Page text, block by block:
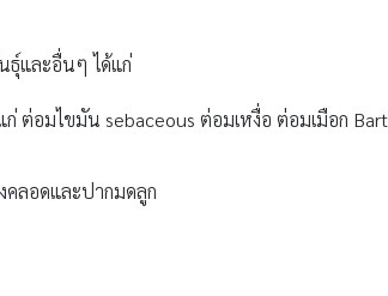
ธุ์และอื่นๆ ได้แก่
ต่อมไขมัน sebaceous ต่อมเหงื่อ ต่อมเมือก
คลอดและปากมดลูก